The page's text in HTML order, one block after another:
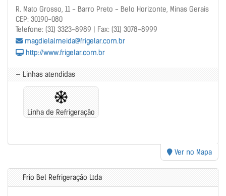
R. Mato Grosso, 11 - Barro Preto - Belo Horizonte, Minas Gerais
CEP: 30190-080
Telefone: (31) 3323-8989 | Fax: (31) 3078-8999
magdielalmeida@frigelar.com.br
http://www.frigelar.com.br
— Linhas atendidas
Linha de Refrigeração
Ver no Mapa
Frio Bel Refrigeração Ltda